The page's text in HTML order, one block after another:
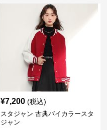
¥7,200 (税込)
スタジャン 古典バイカラースタ
ジャン